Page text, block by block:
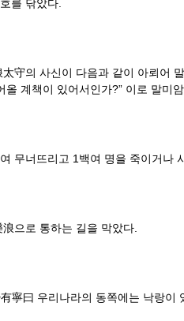
를 닦았다.
守의 사신이 다음과 같이 아뢰어
계책이 있어서인가?” 이로 말미
무너뜨리고 1백여 명을 죽이거나
으로 통하는 길을 막았다.
寧曰 우리나라의 동쪽에는 낙랑